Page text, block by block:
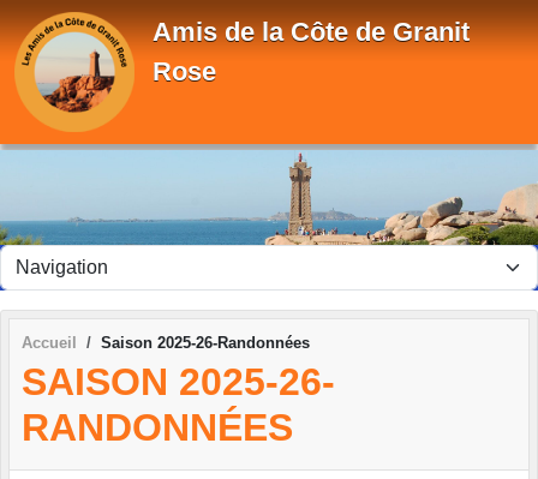
Amis de la Côte de Granit
Rose
Accueil Saison 2025-26-Randonnées
SAISON 2025-26-
RANDONNÉES
Panneau de gestion des cookies